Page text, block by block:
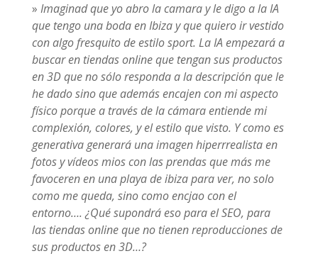
» Imaginad que yo abro la camara y le digo a la IA
que tengo una boda en Ibiza y que quiero ir vestido
con algo fresquito de estilo sport. La IA empezará a
buscar en tiendas online que tengan sus productos
en 3D que no sólo responda a la descripción que le
he dado sino que además encajen con mi aspecto
físico porque a través de la cámara entiende mi
complexión, colores, y el estilo que visto. Y como es
generativa generará una imagen hiperrrealista en
fotos y vídeos mios con las prendas que más me
favoceren en una playa de ibiza para ver, no solo
como me queda, sino como encjao con el
entorno…. ¿Qué supondrá eso para el SEO, para
las tiendas online que no tienen reproducciones de
sus productos en 3D…?